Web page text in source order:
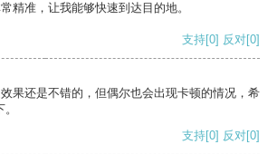
精准，让我能够快速到达目的地。
支持[0] 反对[0]
果还是不错的，但偶尔也会出现卡顿的情况，希
支持[0] 反对[0]